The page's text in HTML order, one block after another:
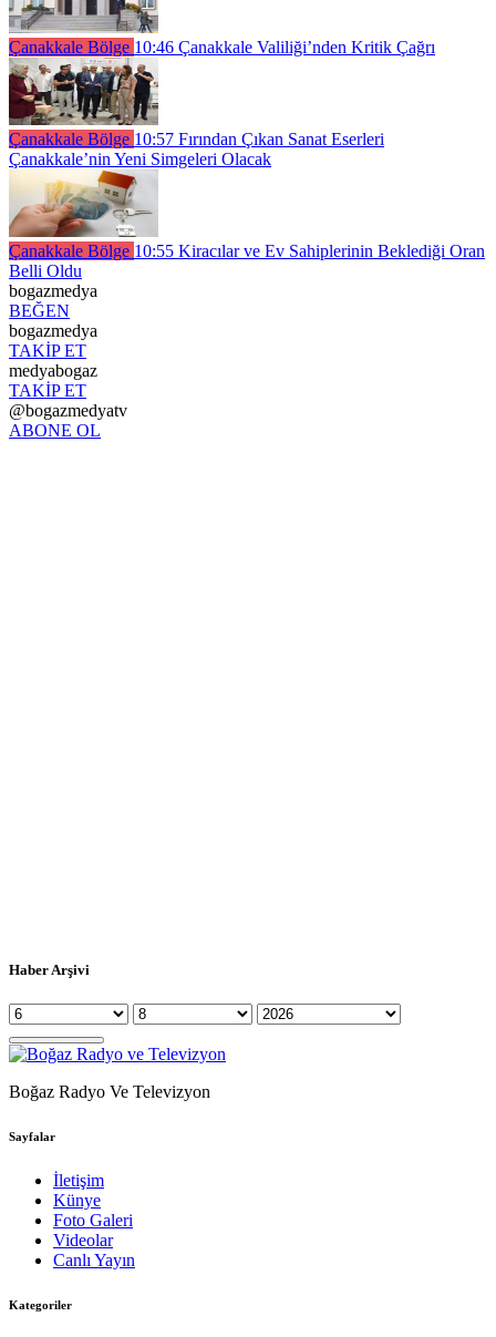
Çanakkale Bölge 10:46 Çanakkale Valiliği’nden Kritik Çağrı
Çanakkale Bölge 10:57 Fırından Çıkan Sanat Eserleri
Çanakkale’nin Yeni Simgeleri Olacak
Çanakkale Bölge 10:55 Kiracılar ve Ev Sahiplerinin Beklediği Oran
Belli Oldu
bogazmedya
BEĞEN
bogazmedya
TAKİP ET
medyabogaz
TAKİP ET
@bogazmedyatv
ABONE OL
Haber Arşivi
Boğaz Radyo Ve Televizyon
Sayfalar
İletişim
Künye
Foto Galeri
Videolar
Canlı Yayın
Kategoriler